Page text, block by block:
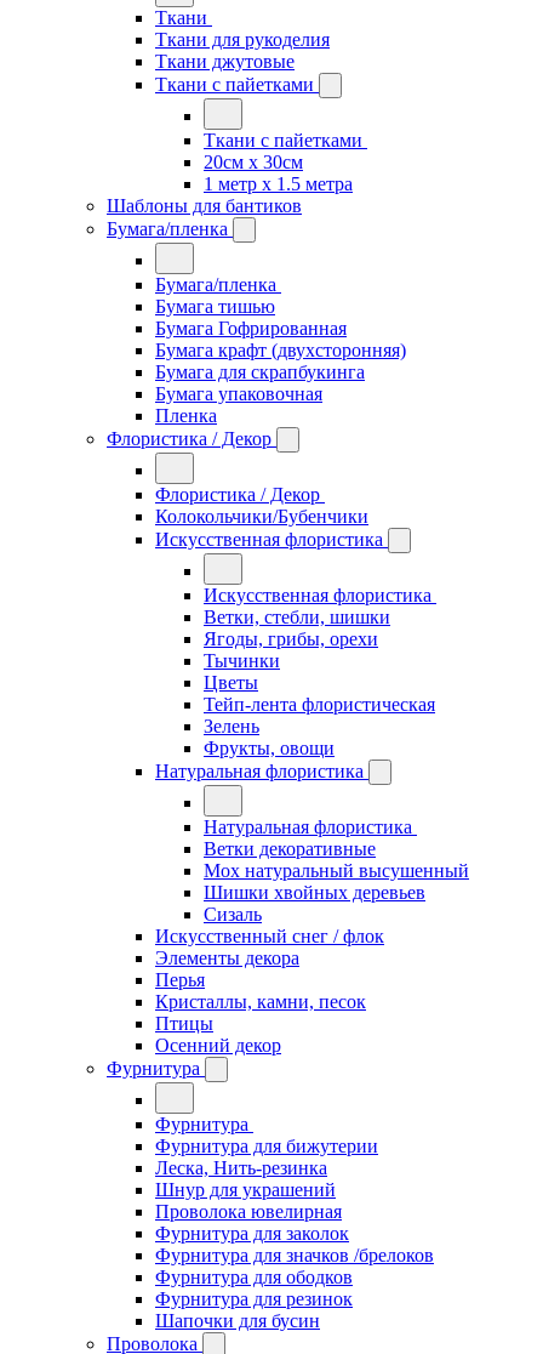
Ткани
Ткани для рукоделия
Ткани джутовые
Ткани с пайетками
Ткани с пайетками
20см х 30см
1 метр х 1.5 метра
Шаблоны для бантиков
Бумага/пленка
Бумага/пленка
Бумага тишью
Бумага Гофрированная
Бумага крафт (двухсторонняя)
Бумага для скрапбукинга
Бумага упаковочная
Пленка
Флористика / Декор
Флористика / Декор
Колокольчики/Бубенчики
Искусственная флористика
Искусственная флористика
Ветки, стебли, шишки
Ягоды, грибы, орехи
Тычинки
Цветы
Тейп-лента флористическая
Зелень
Фрукты, овощи
Натуральная флористика
Натуральная флористика
Ветки декоративные
Мох натуральный высушенный
Шишки хвойных деревьев
Сизаль
Искусственный снег / флок
Элементы декора
Перья
Кристаллы, камни, песок
Птицы
Осенний декор
Фурнитура
Фурнитура
Фурнитура для бижутерии
Леска, Нить-резинка
Шнур для украшений
Проволока ювелирная
Фурнитура для заколок
Фурнитура для значков /брелоков
Фурнитура для ободков
Фурнитура для резинок
Шапочки для бусин
Проволока